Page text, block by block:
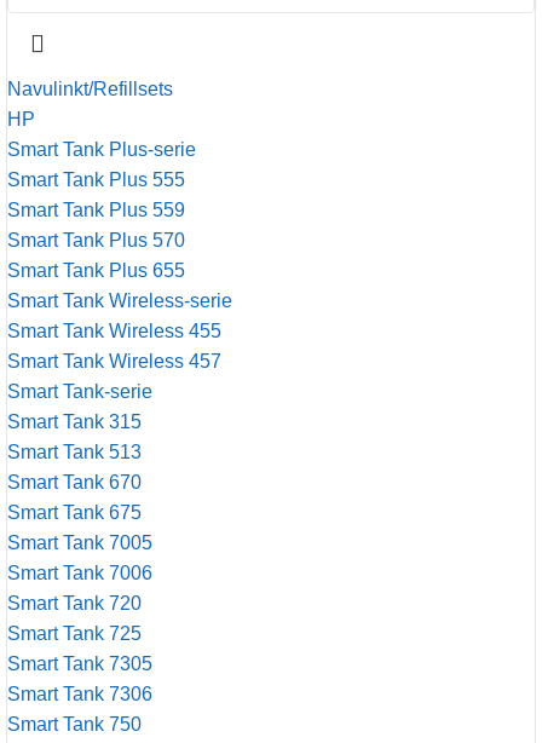
Navulinkt/Refillsets
HP
Smart Tank Plus-serie
Smart Tank Plus 555
Smart Tank Plus 559
Smart Tank Plus 570
Smart Tank Plus 655
Smart Tank Wireless-serie
Smart Tank Wireless 455
Smart Tank Wireless 457
Smart Tank-serie
Smart Tank 315
Smart Tank 513
Smart Tank 670
Smart Tank 675
Smart Tank 7005
Smart Tank 7006
Smart Tank 720
Smart Tank 725
Smart Tank 7305
Smart Tank 7306
Smart Tank 750